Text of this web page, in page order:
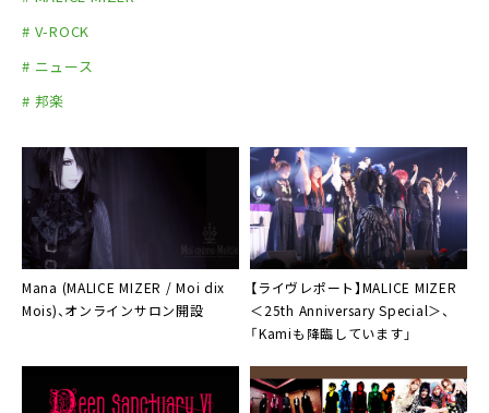
# V-ROCK
# ニュース
# 邦楽
Mana (MALICE MIZER / Moi dix
Mois)、オンラインサロン開設
【ライヴレポート】MALICE MIZER
＜25th Anniversary Special＞、
「Kamiも降臨しています」